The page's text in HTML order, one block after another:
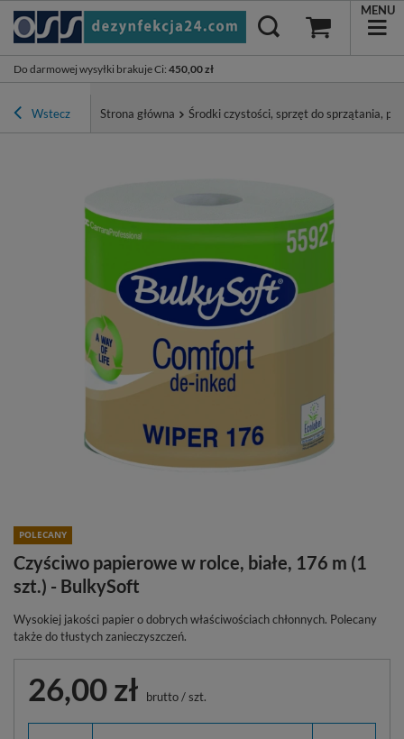
Do darmowej wysyłki brakuje Ci: 450,00 zł
MENU
Wstecz Strona główna Środki czystości, sprzęt do sprzątania,
POLECANY
Czyściwo papierowe w rolce, białe, 176 m (1
szt.) - BulkySoft
Wysokiej jakości papier o dobrych właściwościach chłonnych. Polecany
także do tłustych zanieczyszczeń.
26,00 zł brutto/szt.